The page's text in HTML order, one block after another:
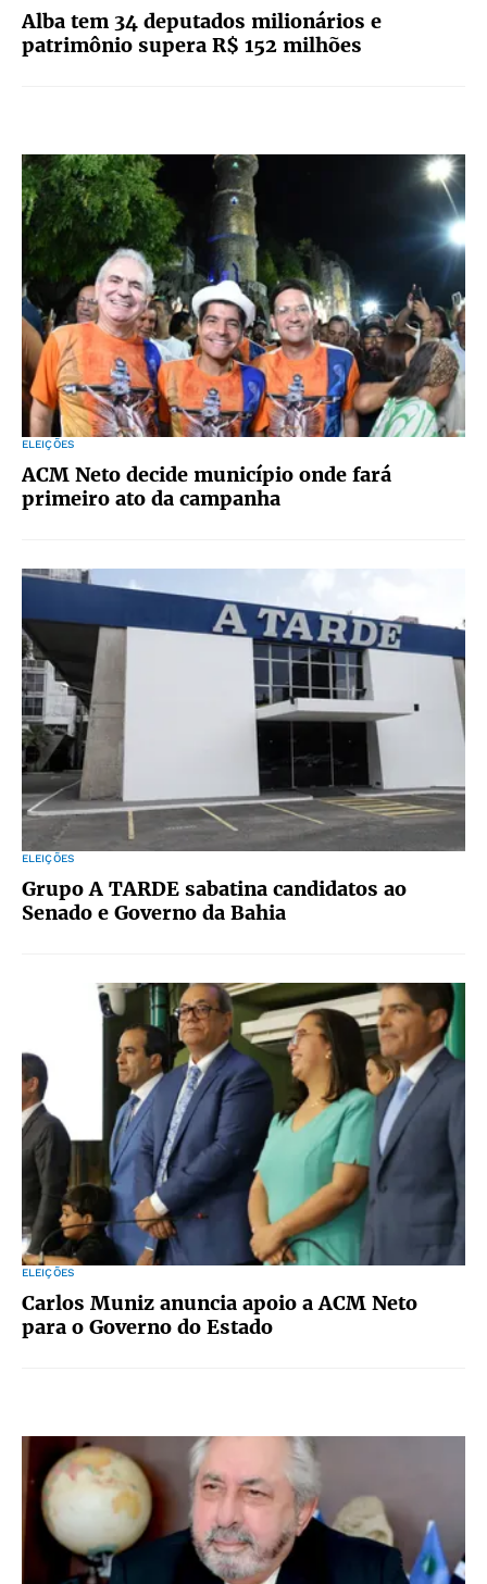
Alba tem 34 deputados milionários e
patrimônio supera R$ 152 milhões
ELEIÇÕES
ACM Neto decide município onde fará
primeiro ato da campanha
ELEIÇÕES
Grupo A TARDE sabatina candidatos ao
Senado e Governo da Bahia
ELEIÇÕES
Carlos Muniz anuncia apoio a ACM Neto
para o Governo do Estado